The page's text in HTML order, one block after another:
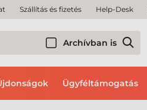
Szállítás és fizetés Help-Desk
Archívban is
Ügyféltámogatás